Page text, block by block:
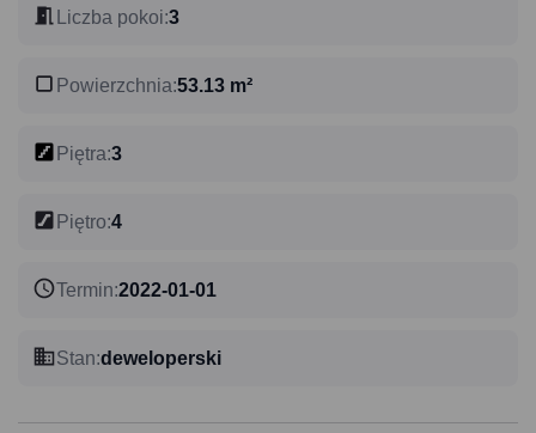
Liczba pokoi:3
Powierzchnia:53.13 m²
Piętra:3
Piętro:4
Termin:2022-01-01
Stan:deweloperski